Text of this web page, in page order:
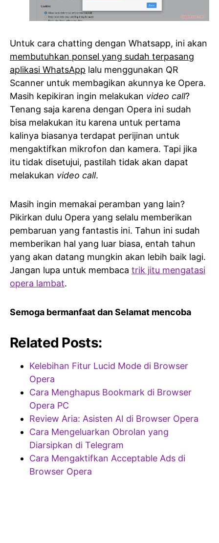
Untuk cara chatting dengan Whatsapp, ini akan
membutuhkan ponsel yang sudah terpasang
aplikasi WhatsApp lalu menggunakan QR
Scanner untuk membagikan akunnya ke Opera.
Masih kepikiran ingin melakukan video call?
Tenang saja karena dengan Opera ini sudah
bisa melakukan itu karena untuk pertama
kalinya biasanya terdapat perijinan untuk
mengaktifkan mikrofon dan kamera. Tapi jika
itu tidak disetujui, pastilah tidak akan dapat
melakukan video call.
Masih ingin memakai peramban yang lain?
Pikirkan dulu Opera yang selalu memberikan
pembaruan yang fantastis ini. Tahun ini sudah
memberikan hal yang luar biasa, entah tahun
yang akan datang mungkin akan lebih baik lagi.
Jangan lupa untuk membaca trik jitu mengatasi
opera lambat.
Semoga bermanfaat dan Selamat mencoba
Related Posts:
Kelebihan Fitur Lucid Mode di Browser
Opera
Cara Menghapus Bookmark di Browser
Opera PC
Review Aria: Asisten AI di Browser Opera
Cara Mengeluarkan Obrolan yang
Diarsipkan di Telegram
Cara Mengaktifkan Acceptable Ads di
Browser Opera